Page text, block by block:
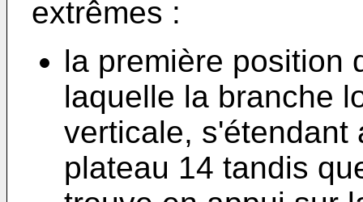
extrêmes :
la première position
laquelle la branche
verticale,
plateau 14 tandis